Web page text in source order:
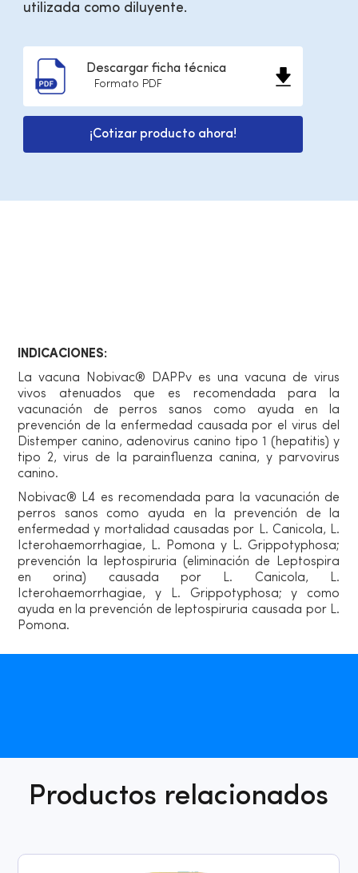
utilizada como diluyente.
Descargar ficha técnica
Formato PDF
¡Cotizar producto ahora!
INDICACIONES:
La vacuna Nobivac® DAPPv es una vacuna de virus
vivos atenuados que es recomendada para la
vacunación de perros sanos como ayuda en la
prevención de la enfermedad causada por el virus del
Distemper canino, adenovirus canino tipo 1 (hepatitis) y
tipo 2, virus de la parainfluenza canina, y parvovirus
canino.
Nobivac® L4 es recomendada para la vacunación de
perros sanos como ayuda en la prevención de la
enfermedad y mortalidad causadas por L. Canicola, L.
Icterohaemorrhagiae, L. Pomona y L. Grippotyphosa;
prevención la leptospiruria (eliminación de Leptospira
en orina) causada por L. Canicola, L.
Icterohaemorrhagiae, y L. Grippotyphosa; y como
ayuda en la prevención de leptospiruria causada por L.
Pomona.
Productos relacionados